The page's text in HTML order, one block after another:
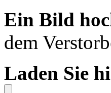
Ein Bild
dem
Laden Sie